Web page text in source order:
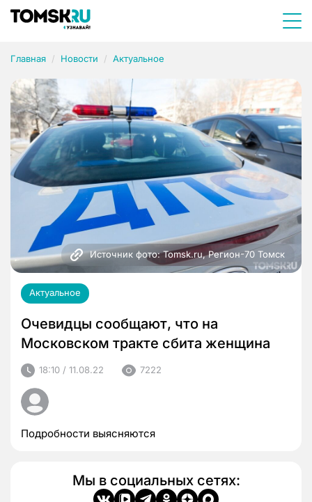
Главная Новости Актуальное
Источник фото: Tomsk.ru, Регион-70 Томск
Актуальное
Очевидцы сообщают, что на
Московском тракте сбита женщина
18:10 / 11.08.22 7222
Подробности выясняются
Мы в социальных сетях: